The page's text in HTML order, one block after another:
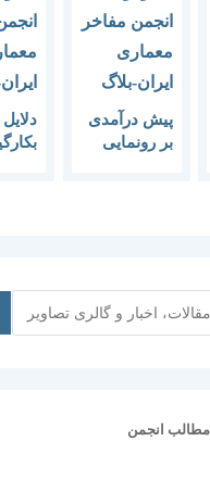
پیش درآمدی
بر رونمایی
بکارگیری
جستجو